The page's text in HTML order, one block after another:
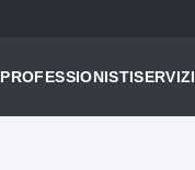
PROFESSIONISTISERVIZI